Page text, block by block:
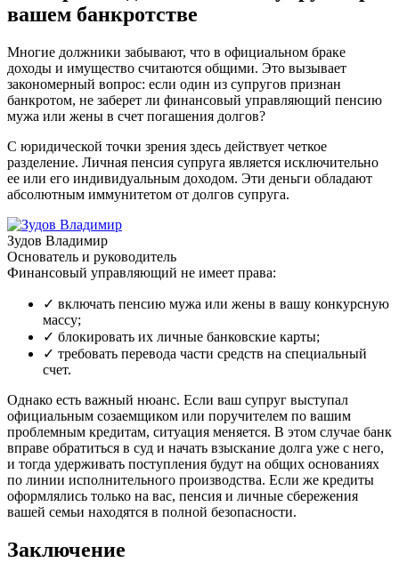
вашем банкротстве
Многие должники забывают, что в официальном браке
доходы и имущество считаются общими. Это вызывает
закономерный вопрос: если один из супругов признан
банкротом, не заберет ли финансовый управляющий пенсию
мужа или жены в счет погашения долгов?
С юридической точки зрения здесь действует четкое
разделение. Личная пенсия супруга является исключительно
ее или его индивидуальным доходом. Эти деньги обладают
абсолютным иммунитетом от долгов супруга.
Зудов Владимир
Основатель и руководитель
Финансовый управляющий не имеет права:
✓ включать пенсию мужа или жены в вашу конкурсную
массу;
✓ блокировать их личные банковские карты;
✓ требовать перевода части средств на специальный
счет.
Однако есть важный нюанс. Если ваш супруг выступал
официальным созаемщиком или поручителем по вашим
проблемным кредитам, ситуация меняется. В этом случае банк
вправе обратиться в суд и начать взыскание долга уже с него,
и тогда удерживать поступления будут на общих основаниях
по линии исполнительного производства. Если же кредиты
оформлялись только на вас, пенсия и личные сбережения
вашей семьи находятся в полной безопасности.
Заключение